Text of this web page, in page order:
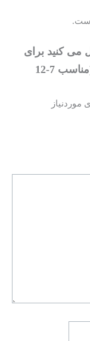
می کنید برای
“مجله کودک ماهنامه نبات شماره 54 (مناسب 7-12